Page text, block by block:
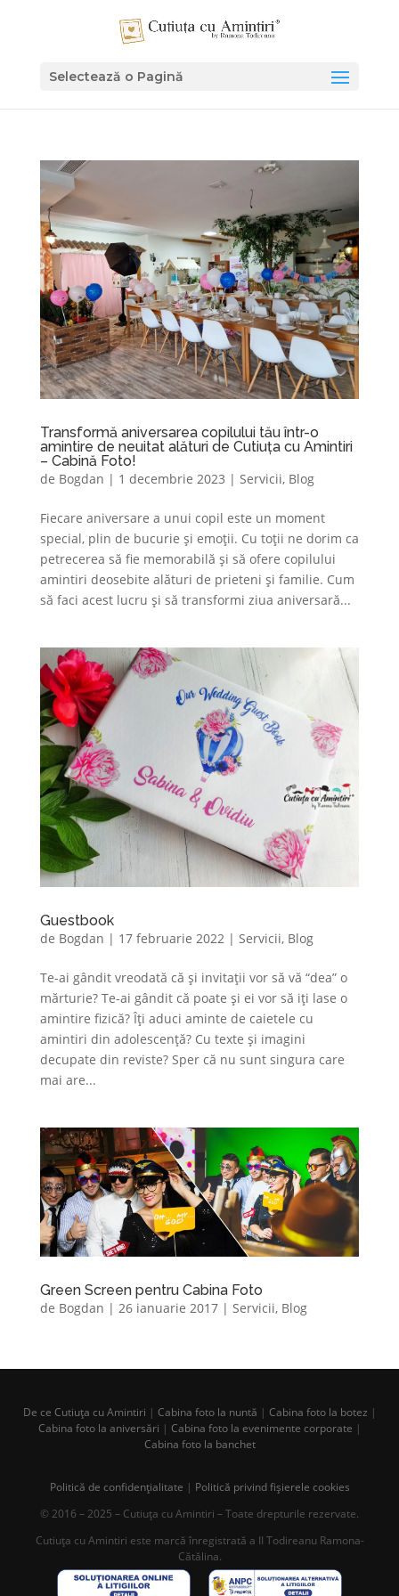
Selectează o Pagină
Transformă aniversarea copilului tău într-o
amintire de neuitat alături de Cutiuța cu Amintiri
– Cabină Foto!
de Bogdan | 1 decembrie 2023 | Servicii, Blog
Fiecare aniversare a unui copil este un moment
special, plin de bucurie și emoții. Cu toții ne dorim ca
petrecerea să fie memorabilă și să ofere copilului
amintiri deosebite alături de prieteni și familie. Cum
să faci acest lucru și să transformi ziua aniversară...
Guestbook
de Bogdan | 17 februarie 2022| Servicii, Blog
Te-ai gândit vreodată că și invitații vor să vă “dea” o
mărturie? Te-ai gândit că poate și ei vor să iți lase o
amintire fizică? Îți aduci aminte de caietele cu
amintiri din adolescență? Cu texte și imagini
decupate din reviste? Sper că nu sunt singura care
mai are...
Green Screen pentru Cabina Foto
de Bogdan | 26 ianuarie 2017| Servicii, Blog
De ce Cutiuța cu Amintiri | Cabina foto la nuntă | Cabina foto la botez |
Cabina foto la aniversări | Cabina foto la evenimente corporate |
Cabina foto la banchet
Politică de confidențialitate | Politică privind fișierele cookies
© 2016 – 2025 – Cutiuța cu Amintiri – Toate drepturile rezervate.
Cutiuța cu Amintiri este marcă înregistrată a II Todireanu Ramona-
Cătălina.